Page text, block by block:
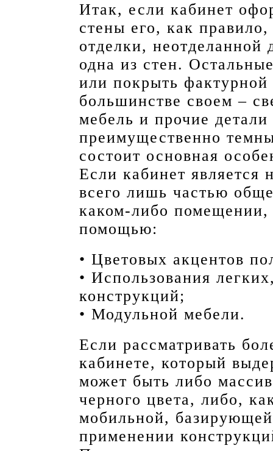
Итак, если кабинет
стены его, как
отделки,
одна из стен.
или покрыть
большинстве своем –
мебель и прочие
преимущественно
состоит основная
Если кабинет является
всего лишь частью
каком-либо помещении,
помощью:
• Цветовых акцентов
• Использования
конструкций;
• Модульной мебели.
Если рассматривать
кабинете, который
может быть либо
черного цвета, либо,
мобильной,
применении